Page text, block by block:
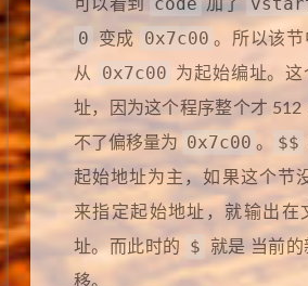
可以看到 加了
0 变成 0x7c00 。所以该节
从
0x7c00
为起始编址。
址，因为这个程序整个才 512
不了偏移量为
0x7c00 。 $$
起始地址为主，如果这个节
来指定起始地址，就输出在
址。而此时的
$
就是 当前
移。